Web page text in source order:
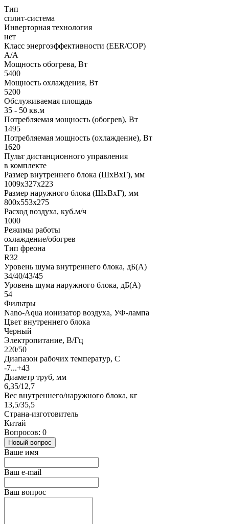
Тип
сплит-система
Инверторная технология
нет
Класс энергоэффективности (EER/COP)
A/A
Мощность обогрева, Вт
5400
Мощность охлаждения, Вт
5200
Обслуживаемая площадь
35 - 50 кв.м
Потребляемая мощность (обогрев), Вт
1495
Потребляемая мощность (охлаждение), Вт
1620
Пульт дистанционного управления
в комплекте
Размер внутреннего блока (ШхВхГ), мм
1009x327x223
Размер наружного блока (ШхВхГ), мм
800x553x275
Расход воздуха, куб.м/ч
1000
Режимы работы
охлаждение/обогрев
Тип фреона
R32
Уровень шума внутреннего блока, дБ(А)
34/40/43/45
Уровень шума наружного блока, дБ(А)
54
Фильтры
Nano-Aqua ионизатор воздуха, УФ-лампа
Цвет внутреннего блока
Черный
Электропитание, В/Гц
220/50
Диапазон рабочих температур, С
-7...+43
Диаметр труб, мм
6,35/12,7
Вес внутреннего/наружного блока, кг
13,5/35,5
Страна-изготовитель
Китай
Вопросов: 0
Новый вопрос
Ваше имя
Ваш e-mail
Ваш вопрос